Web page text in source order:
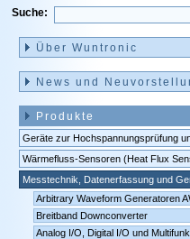
Suche:
überspringen
Über Wuntronic
News und
Produkte
Geräte zur Hochspannungsprüfung
Wärmefluss-Sensoren (Heat Flux
Messtechnik, Datenerfassung und
Arbitrary Waveform Generatoren
Breitband Downconverter
Analog I/O, Digital I/O und